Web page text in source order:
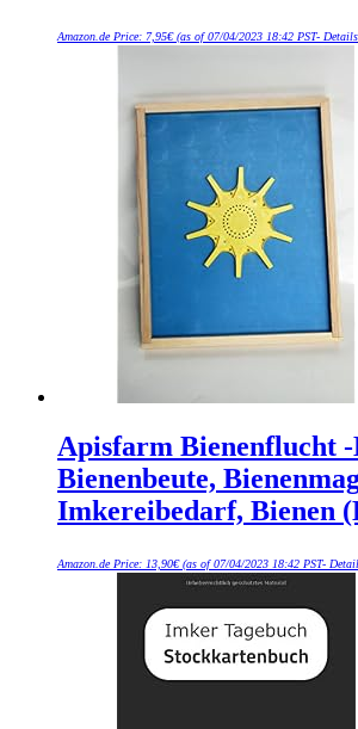
Amazon.de Price: 7,95€(as of 07/04/2023 18:42 PST- Details
Apisfarm Bienenflucht -
Bienenbeute,
Imkereibedarf, Bienen
Amazon.de Price: 13,90€(as of 07/04/2023 18:42 PST-